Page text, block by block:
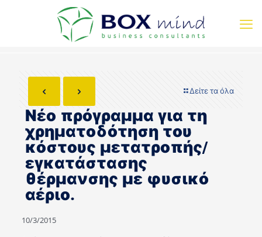
Δείτε τα όλα
Νέο πρόγραμμα για τη
χρηματοδότηση του
κόστους μετατροπής/
εγκατάστασης
θέρμανσης με φυσικό
αέριο.
10/3/2015